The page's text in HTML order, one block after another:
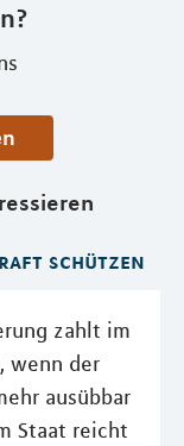
schützen
zahlt im
wenn der
ausübbar
Staat reicht